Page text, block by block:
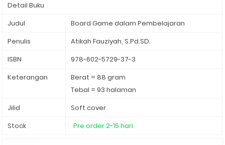
Detail Buku
Judul
Board Game dalam Pembelajaran
Penulis
Atikah Fauziyah, S.Pd.SD.
ISBN
978-602-5729-37-3
Keterangan
Berat = 88 gram
Tebal = 93 halaman
Jilid
Soft cover
Stock
Pre order 2-15 hari